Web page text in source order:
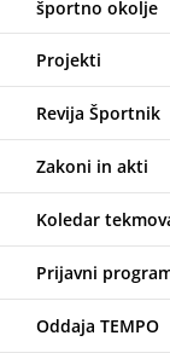
športno okolje
Projekti
Revija Športnik
Zakoni in akti
Koledar
Prijavni
Oddaja TEMPO